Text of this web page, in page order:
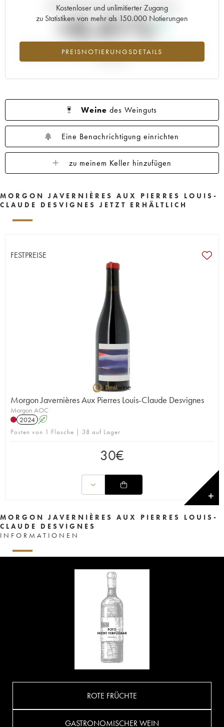
Kostenloser und unlimitierter Zugang
zu Statistiken von mehr als 150.000 Notierungen
PREISNOTIERUNGSDETAILS
Aktuelle Entwicklung der Preisnotierung
+0.41%
Preisanstiegs des Jahrgangs 2023 im Jahr 2026 im Vergleich zum
Weine des Weinguts
Eine Benachrichtigung einrichten
zu meinem Keller hinzufügen
MORGON JAVERNIÈRES AUX PIERRES LOUIS-
CLAUDE DESVIGNES JETZT ERHÄLTLICH
FESTPREISE
Morgon Javernières Aux Pierres Louis-Claude Desvignes
Morgon AOC
2024 A
Posten von 1 Flasche | 38 auf Lager
30€
✕
MORGON JAVERNIÈRES AUX PIERRES LOUIS-
CLAUDE DESVIGNES
INFORMATIONEN
ROTE FRÜCHTE
GASTRONOMISCHER WEIN